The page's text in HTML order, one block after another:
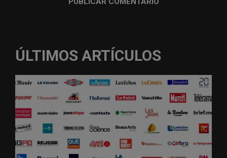
ÚLTIMOS ARTÍCULOS